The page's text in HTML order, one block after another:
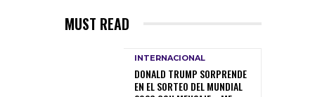
MUST READ
INTERNACIONAL
DONALD TRUMP SORPRENDE
EN EL SORTEO DEL MUNDIAL